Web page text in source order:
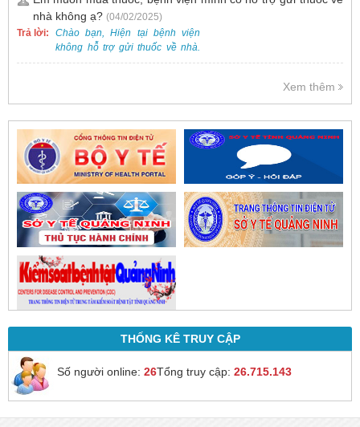
và phổ biến.
nhà không ạ? (04/02/2025)
Trả lời:
Chào bạn, Hiện tại bệnh viện
không hỗ trợ gửi thuốc về nhà.
Việc cấp phát thuốc tại bệnh viện
trực tiếp.
Xem thêm
THỐNG KÊ TRUY CẬP
Số người online: 26Tổng truy cập: 26.715.143